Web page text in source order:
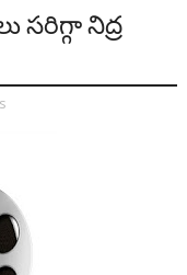
స‌రిగ్గా నిద్ర